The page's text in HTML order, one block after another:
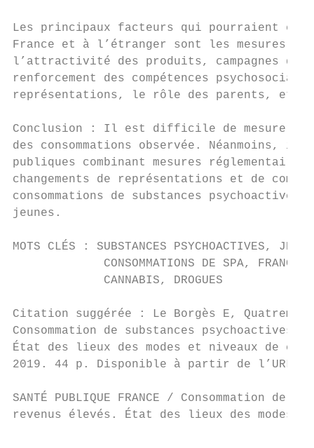
Les principaux facteurs qui pourraient
France et à l’étranger sont les mesures
l’attractivité des produits, campagnes
renforcement des compétences
représentations, le rôle des parents, et
Conclusion : Il est difficile de mesurer la
des consommations observée.
publiques combinant mesures
changements de représentations et de
consommations de substances
jeunes.
MOTS CLÉS : SUBSTANCES PSYCHOACTIVES,
CONSOMMATIONS DE SPA, FRANCE
             CANNABIS, DROGUES
Citation suggérée : Le Borgès E,
Consommation de substances
État des lieux des modes et niveaux de
2019. 44 p. Disponible à partir de l’URL :
SANTÉ PUBLIQUE FRANCE / Consommation
revenus élevés. État des lieux des modes